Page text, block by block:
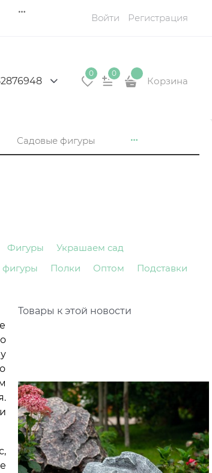
Войти Регистрация
0 0
Корзина
Садовые фигуры
Фигуры
Украшаем сад
Полки Оптом
Подставки
Товары к этой новости